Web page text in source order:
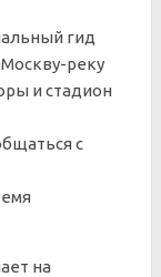
гид
реку
и стадион
с
на